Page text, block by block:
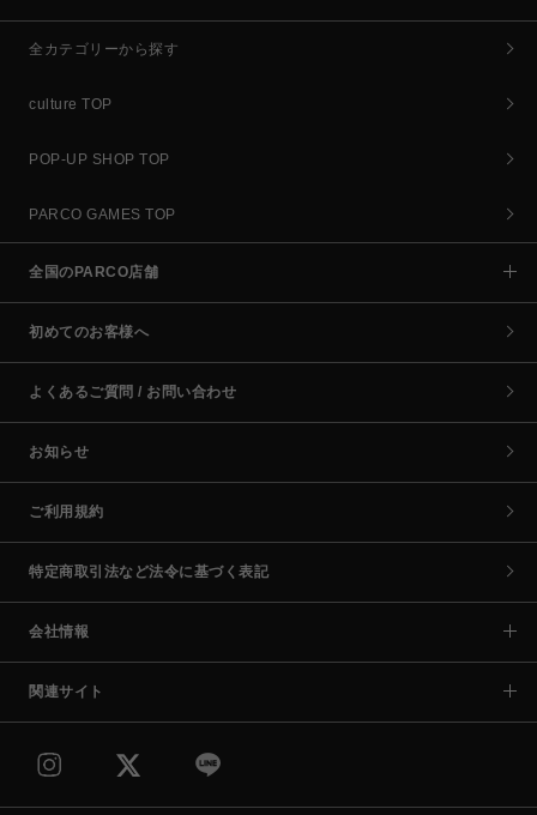
全カテゴリーから探す
culture TOP
POP-UP SHOP TOP
PARCO GAMES TOP
全国のPARCO店舗
初めてのお客様へ
よくあるご質問 / お問い合わせ
お知らせ
ご利用規約
特定商取引法など法令に基づく表記
会社情報
関連サイト